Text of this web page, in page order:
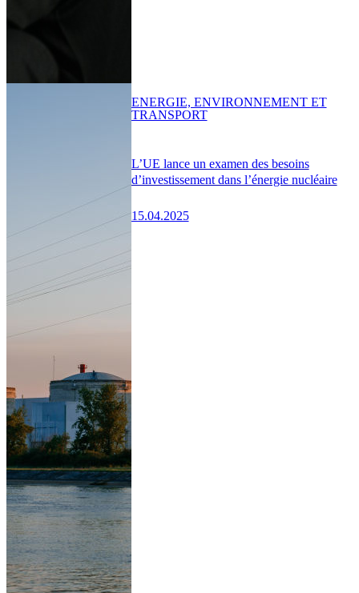
L’UE lance un examen des besoins
d’investissement dans l’énergie nucléaire
15.04.2025
ENERGIE, ENVIRONNEMENT ET
TRANSPORT